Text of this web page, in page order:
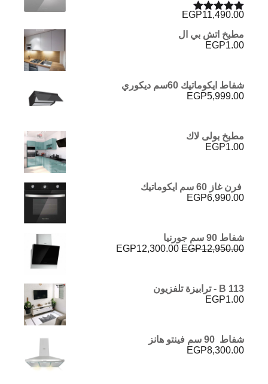
تم التقييم
5.00
من 5
EGP11,490.00
مطبخ اتش بي ال
EGP1.00
شفاط ايكوماتيك 60سم ديكوري
EGP5,999.00
مطبخ بولى لاك
EGP1.00
فرن غاز 60 سم ايكوماتيك
EGP6,990.00
شفاط 90 سم جورنيا
EGP12,950.00
السعر
EGP12,300.00
B 113 - ترابيزة تلفزيون
EGP1.00
شفاط 90 سم فينتو هانز
EGP8,300.00